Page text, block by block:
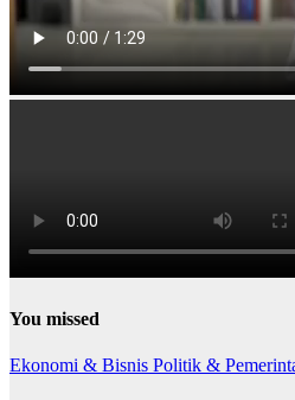
You missed
Ekonomi & Bisnis Politik &